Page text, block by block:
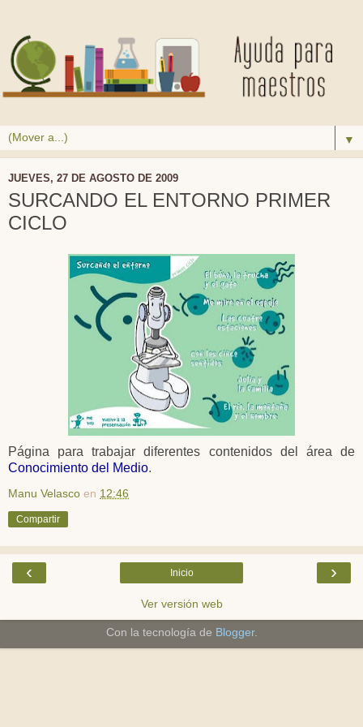
▼
JUEVES, 27 DE AGOSTO DE 2009
SURCANDO EL ENTORNO PRIMER
CICLO
Página para trabajar diferentes contenidos del área de
Conocimiento del Medio.
Manu Velasco en 12:46
Compartir
‹ ›
Inicio
Ver versión web
Con la tecnología de Blogger.